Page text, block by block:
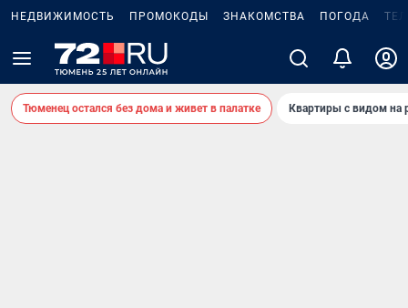
НЕДВИЖИМОСТЬ ПРОМОКОДЫ ЗНАКОМСТВА ПОГОДА
Тюменец остался без дома и живет в палатке Квартиры с видом на